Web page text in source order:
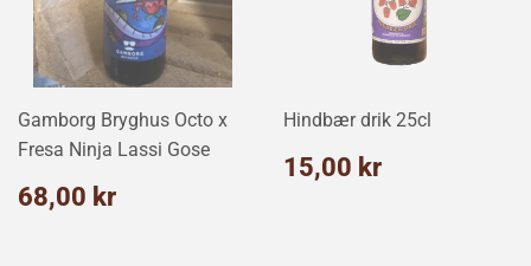
Gamborg Bryghus Octo x
Fresa Ninja Lassi Gose
Normalpris
68,00 kr
Hindbær drik 25cl
Normalpris
15,00 kr